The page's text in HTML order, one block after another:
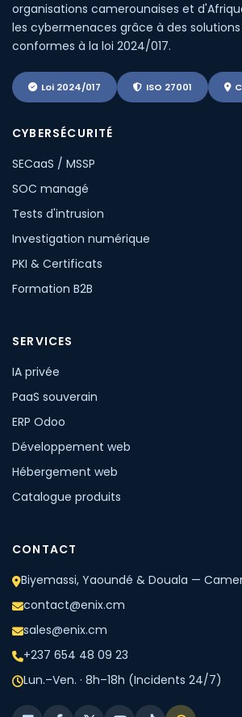
organisations camerounaises et
les cybermenaces grâce à des
conformes à la loi 2024/017.
Loi 2024/017 ISO 27001
CYBERSÉCURITÉ
SECaaS / MSSP
SOC managé
Tests d'intrusion
Investigation numérique
PKI & Certificats
Formation B2B
SERVICES
IA privée
PaaS souverain
ERP Odoo
Développement web
Hébergement web
Catalogue produits
CONTACT
Biyemassi, Yaoundé & Douala —
contact@enix.cm
sales@enix.cm
+237 654 48 09 23
Lun.–Ven. · 8h–18h (Incidents 24/7)